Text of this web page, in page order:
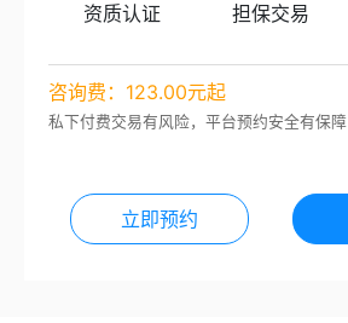
资质认证 担保交易
咨询费：123.00元起
私下付费交易有风险，平台预约安全有保障
立即预约